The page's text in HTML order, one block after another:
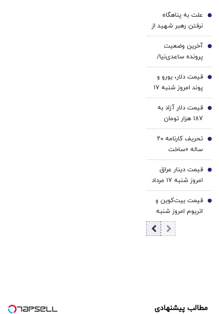
سرعت
فروش
میره
سفید
کننده
خانگی
علت به پناهگاه
نرفتن رهبر شهید از
زبان سردار کوثری+
فیلم
1
آخرین وضعیت
پرونده ساعدی‌نیا/
همه اموال منقول و
غیرمنقول او،
مشمول مصادره قرار
گرفته/ کافه‌های
ساعدی‌نیا رفع
پلمب نشده‌اند/ او
فرجام‌خواهی از
کافه‌داری محروم
است
2
قیمت دلار، یورو و
پوند امروز شنبه ۱۷
مرداد 1405/ کاهش
قیمت دلار و یورو
3
قیمت دلار آزاد به
187 هزار تومان
رسید
4
تحریف کارنامه ۲۰
ساله «ساخت
سرپناه برای
کم‌درآمدها» |
زیرپوست پرونده باز
«مسکن‌مهر» چه
خبر است؟ | چرا
پرقدرت‌ترین
تسهیلات‌بانکی در
5
قیمت دینار عراق
امروز شنبه ۱۷ مرداد
1405/ کاهش
قیمت دینار
6
قیمت بیت‌کوین و
اتریوم امروز شنبه
۱۷ مرداد ۱۴۰۵/
افزایش قیمت
7
مطالب پیشنهادی